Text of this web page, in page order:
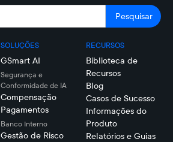
SOLUÇÕES
GSmart AI
Segurança e
Conformidade de IA
Compensação
Pagamentos
Banco Interno
Gestão de Risco
RECURSOS
Biblioteca de
Recursos
Blog
Casos de Sucesso
Informações do
Produto
Relatórios e Guias